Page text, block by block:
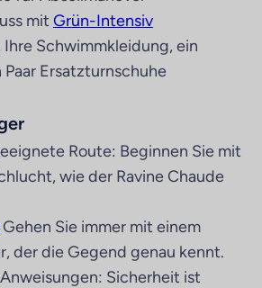
mit Grün-Intensiv
Ihre Schwimmkleidung, ein
Ersatzturnschuhe
Route: Beginnen Sie mit
wie der Ravine Chaude
Gehen Sie immer mit einem
der die Gegend genau kennt.
Sicherheit ist